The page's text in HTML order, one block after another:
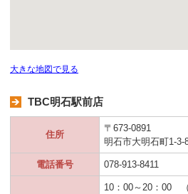
大きな地図で見る
TBC明石駅前店
住所
〒673-0891
明石市大明石町1-3-
電話番号 078-913-8411
10：00～20：00 （